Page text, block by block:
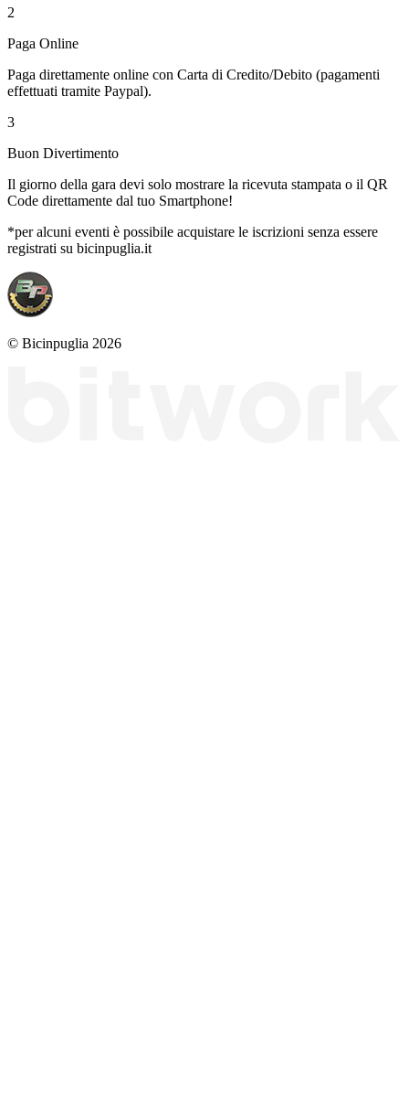
2
Paga Online
Paga direttamente online con Carta di Credito/Debito (pagamenti
effettuati tramite Paypal).
3
Buon Divertimento
Il giorno della gara devi solo mostrare la ricevuta stampata o il QR
Code direttamente dal tuo Smartphone!
*per alcuni eventi è possibile acquistare le iscrizioni senza essere
registrati su bicinpuglia.it
© Bicinpuglia 2026